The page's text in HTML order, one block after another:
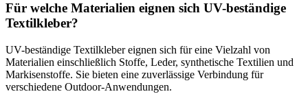
Für welche Materialien eignen sich UV-beständige
Textilkleber?
UV-beständige Textilkleber eignen sich für eine Vielzahl von
Materialien einschließlich Stoffe, Leder, synthetische Textilien und
Markisenstoffe. Sie bieten eine zuverlässige Verbindung für
verschiedene Outdoor-Anwendungen.